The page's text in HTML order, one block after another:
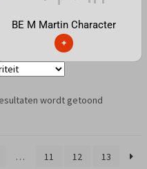
BE M Martin Character
+
wordt getoond
… 11 12 13